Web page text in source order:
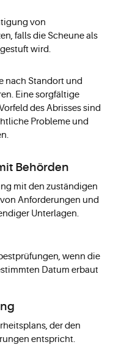
von
falls die Scheune als
wird.
nach Standort und
Eine sorgfältige
des Abrisses sind
Probleme und
Behörden
mit den zuständigen
Anforderungen und
Unterlagen.
wenn die
Datum erbaut
der den
entspricht.